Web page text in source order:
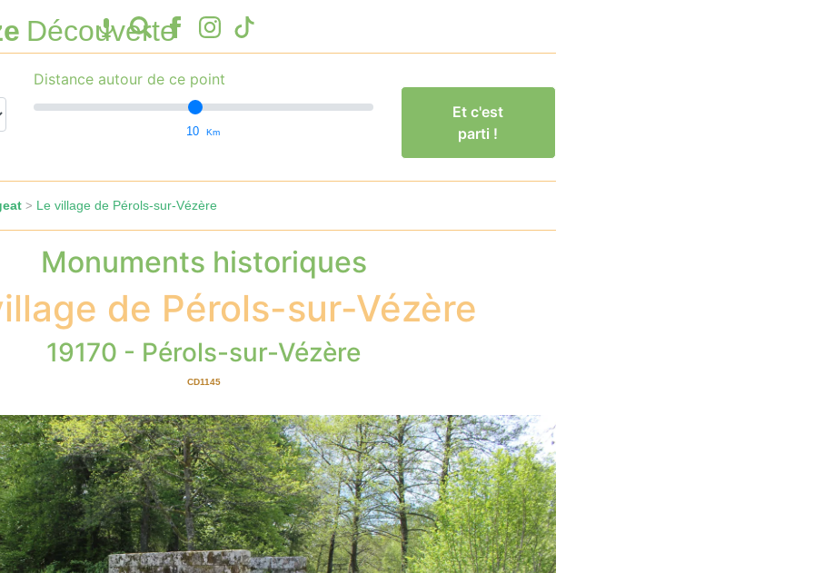
Découverte
Distance autour de ce point
10 Km
Et c'est
parti !
> Le village de Pérols-sur-Vézère
Monuments historiques
de Pérols-sur-Vézère
19170 - Pérols-sur-Vézère
CD1145